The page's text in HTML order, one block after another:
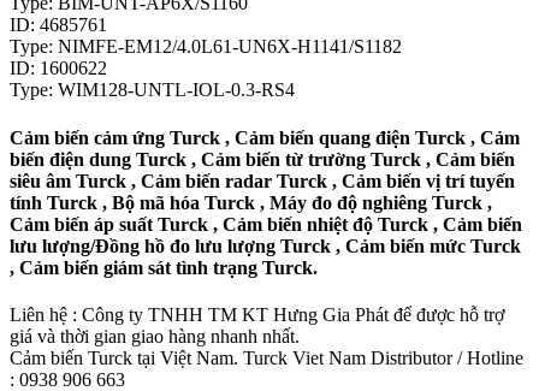
ID: 4685761
Type: NIMFE-EM12/4.0L61-UN6X-H1141/S1182
ID: 1600622
Type: WIM128-UNTL-IOL-0.3-RS4
Cảm biến cảm ứng Turck , Cảm biến quang điện Turck , Cảm
biến điện dung Turck , Cảm biến từ trường Turck , Cảm biến
siêu âm Turck , Cảm biến radar Turck , Cảm biến vị trí tuyến
tính Turck , Bộ mã hóa Turck , Máy đo độ nghiêng Turck ,
Cảm biến áp suất Turck , Cảm biến nhiệt độ Turck , Cảm biến
lưu lượng/Đồng hồ đo lưu lượng Turck , Cảm biến mức Turck
, Cảm biến giám sát tình trạng Turck.
Liên hệ : Công ty TNHH TM KT Hưng Gia Phát để được hỗ trợ
giá và thời gian giao hàng nhanh nhất.
Cảm biến Turck tại Việt Nam. Turck Viet Nam Distributor / Hotline
: 0938 906 663